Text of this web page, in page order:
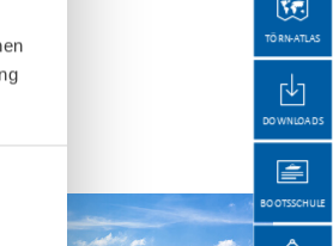
TÖRN-ATLAS
DOWNLOADS
BOOTSSCHULE